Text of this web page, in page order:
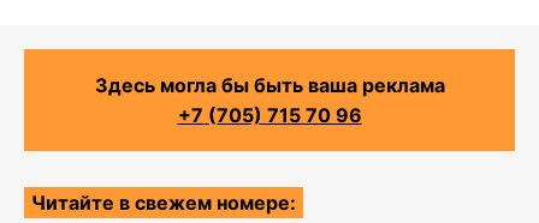
Здесь могла бы быть ваша реклама
+7 (705) 715 70 96
Читайте в свежем номере: